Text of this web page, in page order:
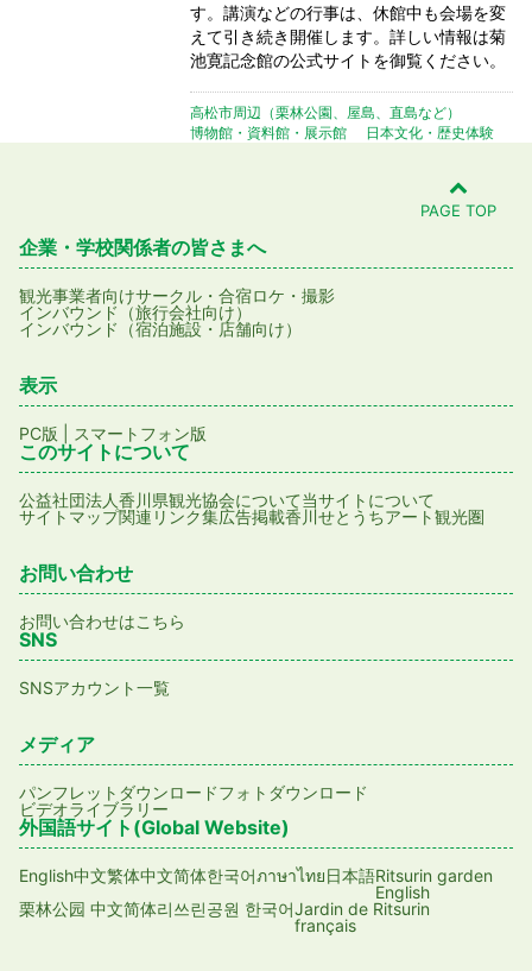
す。講演などの行事は、休館中も会場を変
えて引き続き開催します。詳しい情報は菊
池寛記念館の公式サイトを御覧ください。
高松市周辺（栗林公園、屋島、直島など）
博物館・資料館・展示館
日本文化・歴史体験
PAGE TOP
企業・学校関係者の皆さまへ
観光事業者向けサークル・合宿ロケ・撮影
インバウンド（旅行会社向け）
インバウンド（宿泊施設・店舗向け）
表示
PC版 スマートフォン版
このサイトについて
公益社団法人香川県観光協会について当サイトについて
サイトマップ関連リンク集広告掲載香川せとうちアート観光圏
お問い合わせ
お問い合わせはこちら
SNS
SNSアカウント一覧
メディア
パンフレットダウンロードフォトダウンロード
ビデオライブラリー
外国語サイト(Global Website)
English中文繁体中文简体한국어ภาษาไทย日本語Ritsurin garden
English
栗林公园 中文简体리쓰린공원 한국어Jardin de Ritsurin
français